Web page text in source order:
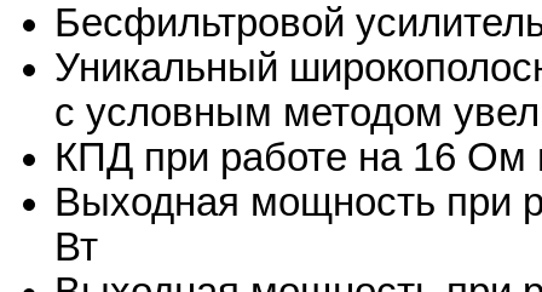
Бесфильтровой
Уникальный
с условным методом
КПД при работе на 16 Ом
Выходная мощность при
Вт